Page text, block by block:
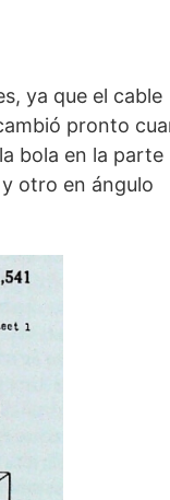
ya que el cable
pronto
bola en la parte
otro en ángulo